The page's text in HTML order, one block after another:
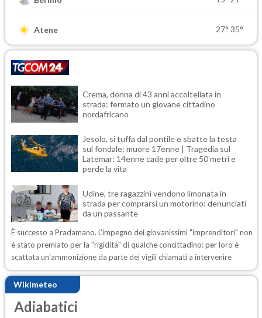
Atene 27° 35°
Crema, donna di 43 anni accoltellata in
strada: fermato un giovane cittadino
nordafricano
Jesolo, si tuffa dal pontile e sbatte la testa
sul fondale: muore 17enne | Tragedia sul
Latemar: 14enne cade per oltre 50 metri e
perde la vita
Udine, tre ragazzini vendono limonata in
strada per comprarsi un motorino: denunciati
da un passante
È successo a Pradamano. L'impegno dei giovanissimi "imprenditori" non
è stato premiato per la "rigidità" di qualche concittadino: per loro è
scattata un'ammonizione da parte dei vigili chiamati a intervenire
Wikimeteo
Adiabatici